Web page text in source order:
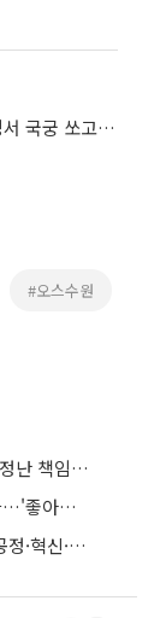
박지성·긱스·에브라…맨유 레전드, 수원화성서 국궁 쏘고 왕갈비 먹었다
#오스수원
추미애 "복지가 아니라 도민이 늘었다"…재정난 책임론 정면돌파
이상일 시장, 다낭에 용인청년봉사단 보낸다…'좋아용 거리' 만든다
경기신보, 남양주본점 첫 워크숍…추미애 '공정·혁신·포용' 전면 반영